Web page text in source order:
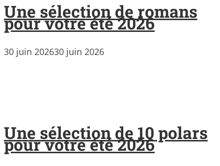
Une sélection de romans
pour votre été 2026
30 juin 202630 juin 2026
Une sélection de 10 polars
pour votre été 2026